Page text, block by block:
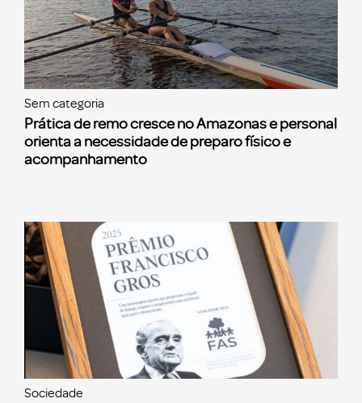
Sem categoria
Prática de remo cresce no Amazonas e personal
orienta a necessidade de preparo físico e
acompanhamento
Sociedade